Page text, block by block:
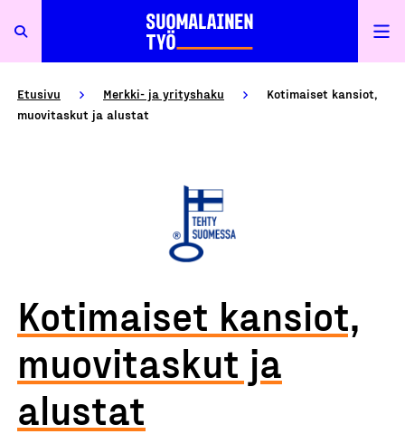
Etusivu Merkki- ja yrityshaku
Kotimaiset kansiot,
muovitaskut ja alustat
Kotimaiset kansiot,
muovitaskut ja
alustat